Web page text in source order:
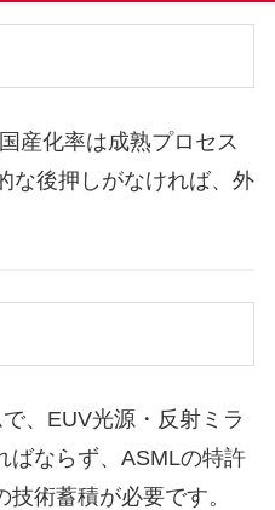
産化率は成熟プロセス
な後押しがなければ、外
、EUV光源・反射ミラ
ばならず、ASMLの特許
術蓄積が必要です。